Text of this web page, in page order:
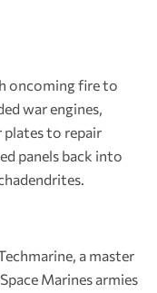
oncoming fire to
war engines,
plates to repair
panels back into
a master
Marines armies